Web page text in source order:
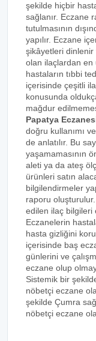
şekilde hiçbir
sağlanır. Eczane
tutulmasının
yapılır. Eczane
şikâyetleri
olan ilaçlardan en
hastaların tıbbi
içerisinde çeşitli
konusunda
mağdur
Papatya
doğru kullanımı
de anlatılır. Bu
yaşamamasının
aleti ya da ateş
ürünleri satın
bilgilendirmeler
raporu
edilen ilaç bilgileri
Eczanelerin
hasta gizliğini
içerisinde baş
günlerini ve
eczane olup
Sistemik bir
nöbetçi eczane
şekilde Çumra
nöbetçi eczane